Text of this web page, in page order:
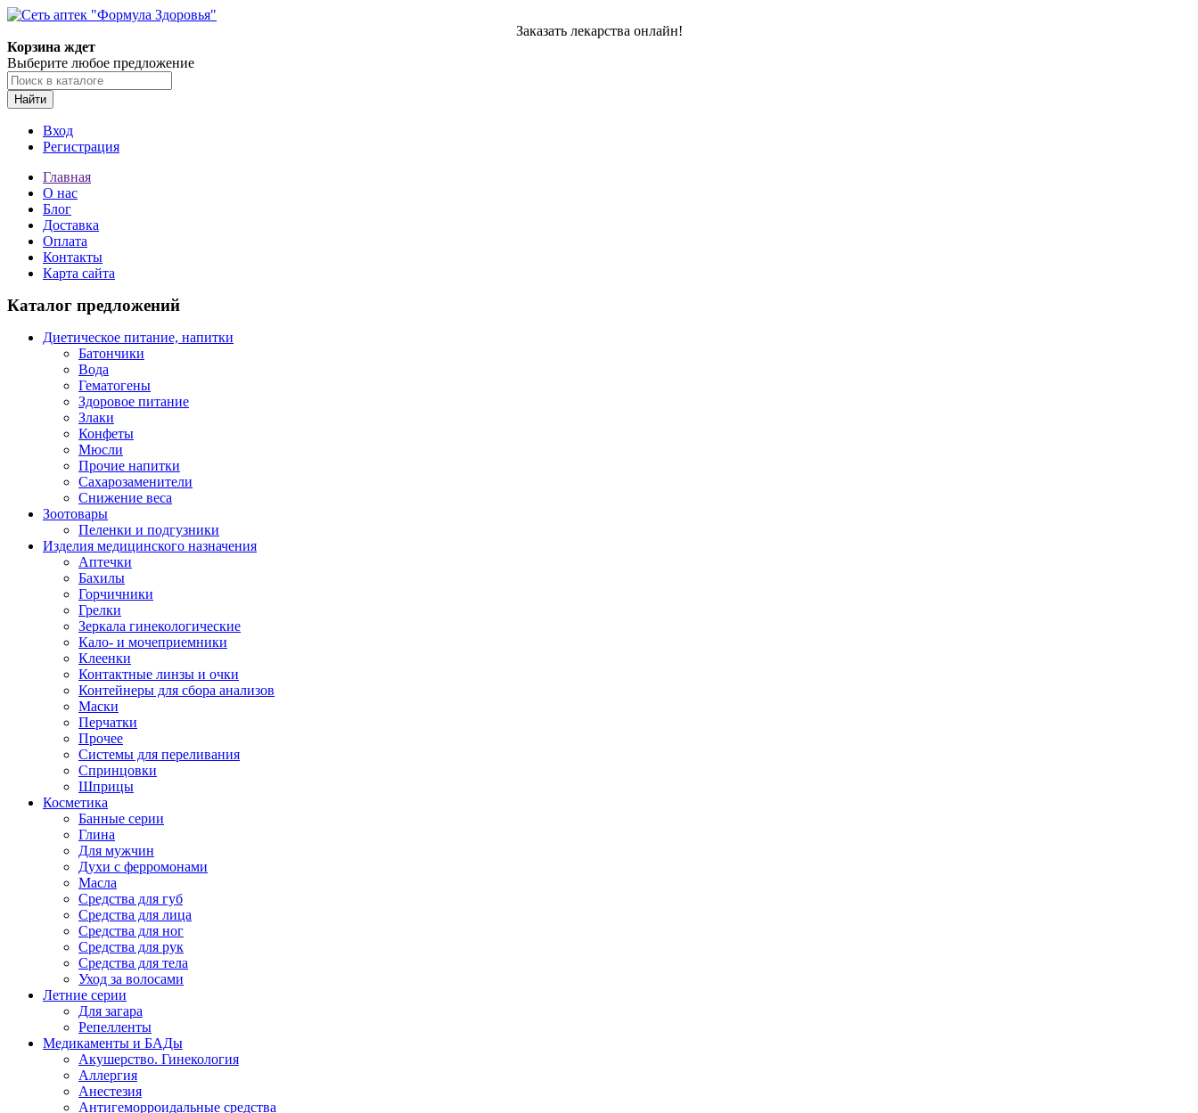
Заказать лекарства онлайн!
Корзина ждет
Выберите любое предложение
Найти
Вход
Регистрация
Главная
О нас
Блог
Доставка
Оплата
Контакты
Карта сайта
Каталог предложений
Диетическое питание, напитки
Батончики
Вода
Гематогены
Здоровое питание
Злаки
Конфеты
Мюсли
Прочие напитки
Сахарозаменители
Снижение веса
Зоотовары
Пеленки и подгузники
Изделия медицинского назначения
Аптечки
Бахилы
Горчичники
Грелки
Зеркала гинекологические
Кало- и мочеприемники
Клеенки
Контактные линзы и очки
Контейнеры для сбора анализов
Маски
Перчатки
Прочее
Системы для переливания
Спринцовки
Шприцы
Косметика
Банные серии
Глина
Для мужчин
Духи с ферромонами
Масла
Средства для губ
Средства для лица
Средства для ног
Средства для рук
Средства для тела
Уход за волосами
Летние серии
Для загара
Репелленты
Медикаменты и БАДы
Акушерство. Гинекология
Аллергия
Анестезия
Антигеморроидальные средства